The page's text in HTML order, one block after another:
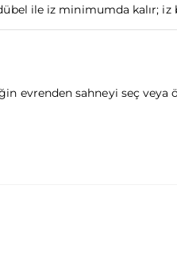
ile iz minimumda kalır; iz
evrenden sahneyi seç veya